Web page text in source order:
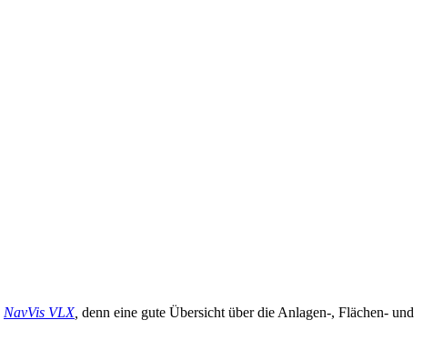
NavVis VLX, denn eine gute Übersicht über die Anlagen-, Flächen- und